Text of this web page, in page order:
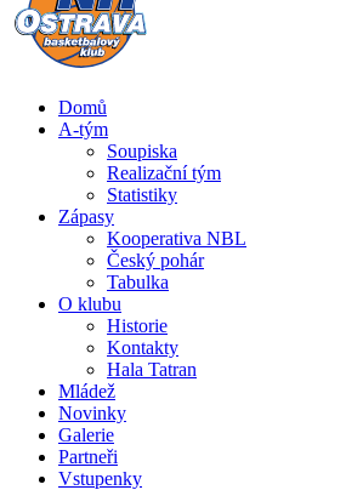
Domů
A-tým
Soupiska
Realizační tým
Statistiky
Zápasy
Kooperativa NBL
Český pohár
Tabulka
O klubu
Historie
Kontakty
Hala Tatran
Mládež
Novinky
Galerie
Partneři
Vstupenky